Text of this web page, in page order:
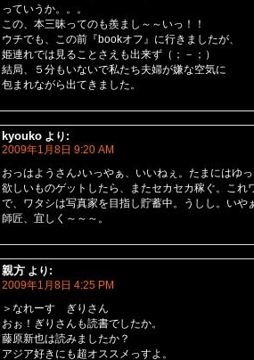
っていうか。。。
この、本三昧ってのも羨まし～～いっ！！
ウチでも、この前『bookオフ』に行きましたが、
姫連れでは見ることさえも出来ず（；－；）
結局、５分もいないで私たち夫婦が嫌な空気に
包まれながら出てきました。
kyouko より:
2009年1月8日 9:20 AM
おっはようさん♪いっやぁ、いいねぇ。たまにはゆ
欲しいものゲットしたら、またセカセカ稼ぐ。これ
で、ワタシは写真家を目指し貯蓄中。うしし。いや
師匠、宜しく～～～。
親方 より:
2009年1月8日 4:25 PM
＞なれーす ぎりさん
おぉ！ぎりさんも読書でしたか。
藤原新也は読みましたか？
アジア好きにも超オススメっすよ。